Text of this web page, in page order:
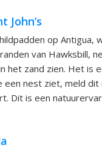
John’s
op Antigua,
van Hawksbill,
het zand zien. Het is
een nest ziet, meld
Dit is een